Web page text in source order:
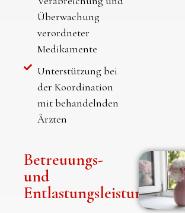
Überwachung
verordneter
Medikamente
Unterstützung bei
der Koordination
mit behandelnden
Ärzten
Betreuungs-
und
Entlastungsleistungen